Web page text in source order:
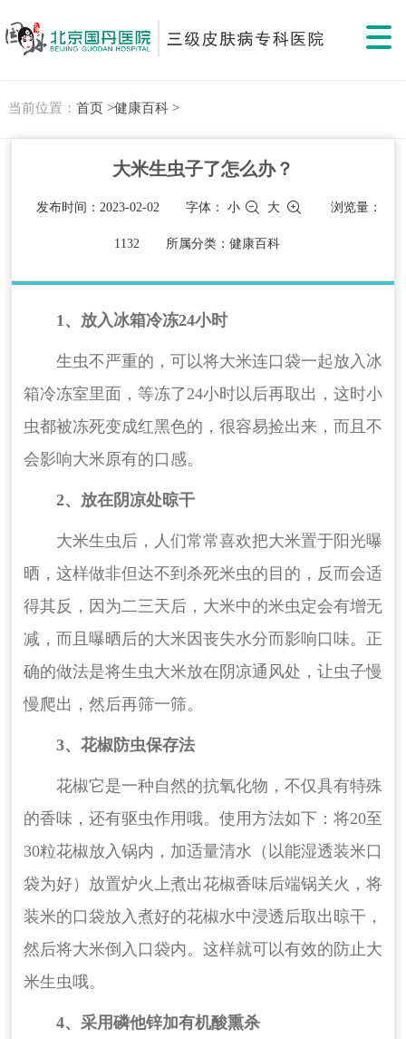
当前位置： 首页 >健康百科 >
大米生虫子了怎么办？
发布时间：2023-02-02 字体：小 大 浏览量：
1132 所属分类：健康百科
1、放入冰箱冷冻24小时
生虫不严重的，可以将大米连口袋一起放入冰
箱冷冻室里面，等冻了24小时以后再取出，这时小
虫都被冻死变成红黑色的，很容易捡出来，而且不
会影响大米原有的口感。
2、放在阴凉处晾干
大米生虫后，人们常常喜欢把大米置于阳光曝
晒，这样做非但达不到杀死米虫的目的，反而会适
得其反，因为二三天后，大米中的米虫定会有增无
减，而且曝晒后的大米因丧失水分而影响口味。正
确的做法是将生虫大米放在阴凉通风处，让虫子慢
慢爬出，然后再筛一筛。
3、花椒防虫保存法
花椒它是一种自然的抗氧化物，不仅具有特殊
的香味，还有驱虫作用哦。使用方法如下：将20至
30粒花椒放入锅内，加适量清水（以能湿透装米口
袋为好）放置炉火上煮出花椒香味后端锅关火，将
装米的口袋放入煮好的花椒水中浸透后取出晾干，
然后将大米倒入口袋内。这样就可以有效的防止大
米生虫哦。
4、采用磷他锌加有机酸熏杀